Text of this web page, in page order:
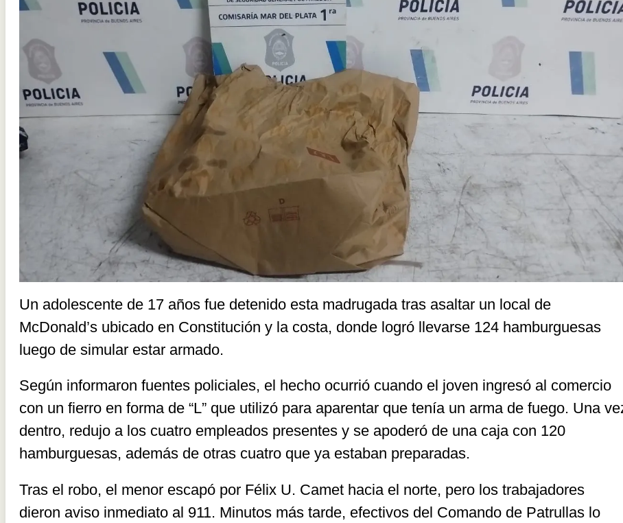
Un adolescente de 17 años fue detenido esta madrugada tras asaltar un local de
McDonald’s ubicado en Constitución y la costa, donde logró llevarse 124 hamburguesas
luego de simular estar armado.
Según informaron fuentes policiales, el hecho ocurrió cuando el joven ingresó al comercio
con un fierro en forma de “L” que utilizó para aparentar que tenía un arma de fuego. Una
dentro, redujo a los cuatro empleados presentes y se apoderó de una caja con 120
hamburguesas, además de otras cuatro que ya estaban preparadas.
Tras el robo, el menor escapó por Félix U. Camet hacia el norte, pero los trabajadores
dieron aviso inmediato al 911. Minutos más tarde, efectivos del Comando de Patrullas lo